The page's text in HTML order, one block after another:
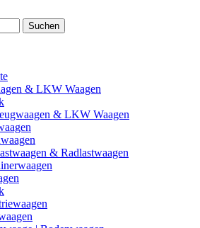
Suchen
& LKW Waagen
& LKW Waagen
& Radlastwaagen